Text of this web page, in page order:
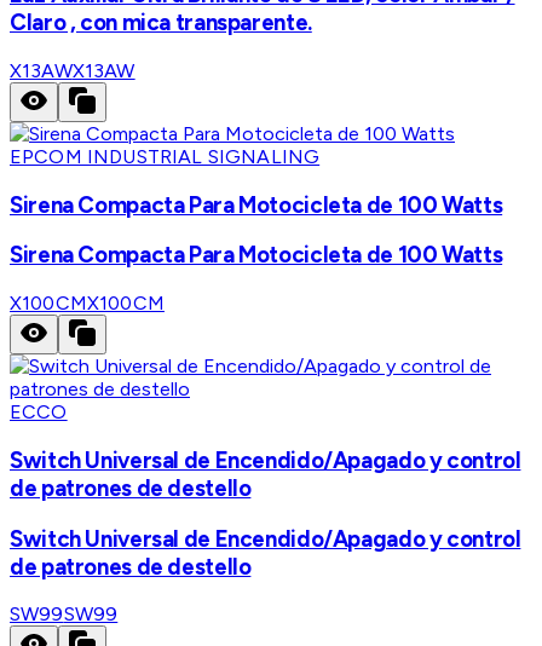
Claro , con mica transparente.
X13AWX13AW
EPCOM INDUSTRIAL SIGNALING
Sirena Compacta Para Motocicleta de 100 Watts
Sirena Compacta Para Motocicleta de 100 Watts
X100CMX100CM
ECCO
Switch Universal de Encendido/Apagado y control
de patrones de destello
Switch Universal de Encendido/Apagado y control
de patrones de destello
SW99SW99